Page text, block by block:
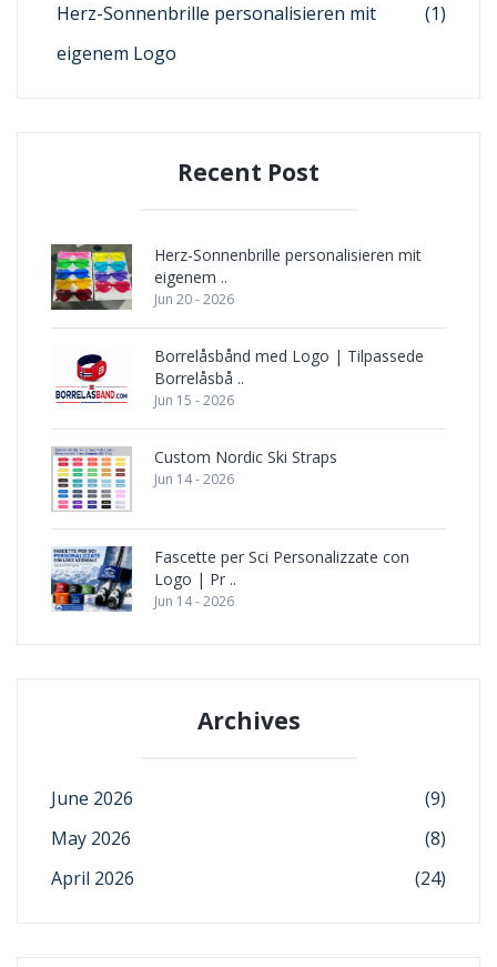
Herz-Sonnenbrille personalisieren mit
eigenem Logo
(1)
Recent Post
Herz-Sonnenbrille personalisieren mit
eigenem ..
Jun 20 - 2026
Borrelåsbånd med Logo | Tilpassede
Borrelåsbå ..
Jun 15 - 2026
Custom Nordic Ski Straps
Jun 14 - 2026
Fascette per Sci Personalizzate con
Logo | Pr ..
Jun 14 - 2026
Archives
June 2026
(9)
May 2026
(8)
April 2026
(24)